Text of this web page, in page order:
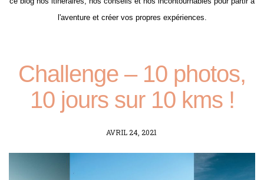
l'aventure et créer vos propres expériences.
Challenge – 10 photos,
10 jours sur 10 kms !
POSTED
AVRIL 24, 2021